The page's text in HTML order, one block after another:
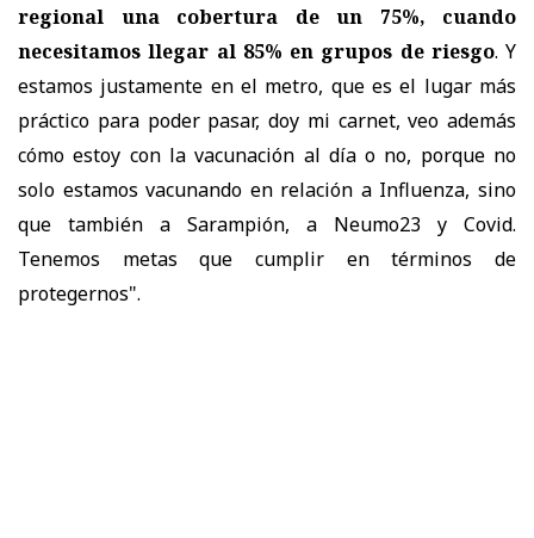
regional una cobertura de un 75%, cuando
necesitamos llegar al 85% en grupos de riesgo. Y
estamos justamente en el metro, que es el lugar más
práctico para poder pasar, doy mi carnet, veo además
cómo estoy con la vacunación al día o no, porque no
solo estamos vacunando en relación a Influenza, sino
que también a Sarampión, a Neumo23 y Covid.
Tenemos metas que cumplir en términos de
protegernos".